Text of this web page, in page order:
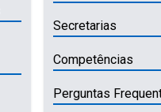
Secretarias
Competências
Perguntas